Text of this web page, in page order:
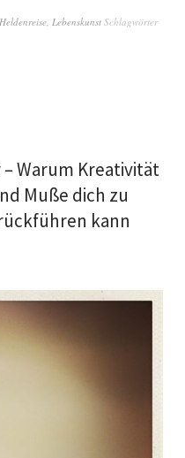
Heldenreise, Lebenskunst Schlagwörter
Warum Kreativität
Muße dich zu
kann